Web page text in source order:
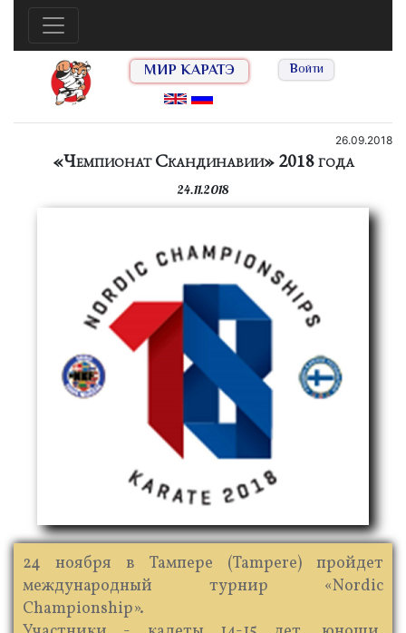
МИР КАРАТЭ Войти
26.09.2018
«Чемпионат Скандинавии» 2018 года
24.11.2018
24 ноября в Тампере (Tampere) пройдет
международный турнир «Nordic
Championship».